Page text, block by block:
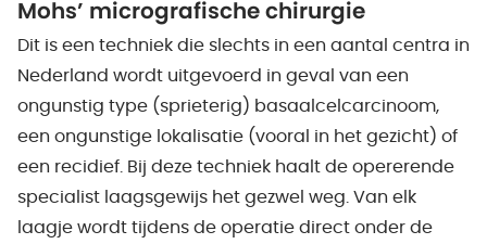
Mohs’ micrografische chirurgie
Dit is een techniek die slechts in een aantal centra in
Nederland wordt uitgevoerd in geval van een
ongunstig type (sprieterig) basaalcelcarcinoom,
een ongunstige lokalisatie (vooral in het gezicht) of
een recidief. Bij deze techniek haalt de opererende
specialist laagsgewijs het gezwel weg. Van elk
laagje wordt tijdens de operatie direct onder de